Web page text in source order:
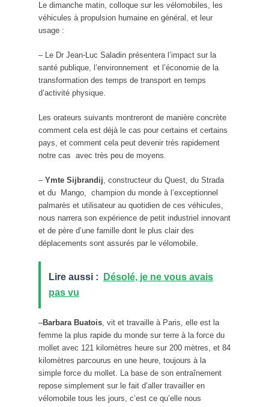
Le dimanche matin, colloque sur les vélomobiles, les
véhicules à propulsion humaine en général, et leur
usage :
– Le Dr Jean-Luc Saladin présentera l’impact sur la
santé publique, l’environnement et l’économie de la
transformation des temps de transport en temps
d’activité physique.
Les orateurs suivants montreront de manière concrète
comment cela est déjà le cas pour certains et certains
pays, et comment cela peut devenir très rapidement
notre cas avec très peu de moyens.
– Ymte Sijbrandij, constructeur du Quest, du Strada
et du Mango, champion du monde à l’exceptionnel
palmarès et utilisateur au quotidien de ces véhicules,
nous narrera son expérience de petit industriel innovant
et de père d’une famille dont le plus clair des
déplacements sont assurés par le vélomobile.
Lire aussi :
Désolé, je ne vous avais
pas vu
–Barbara Buatois, vit et travaille à Paris, elle est la
femme la plus rapide du monde sur terre à la force du
mollet avec 121 kilomètres heure sur 200 mètres, et 84
kilomètres parcourus en une heure, toujours à la
simple force du mollet. La base de son entraînement
repose simplement sur le fait d’aller travailler en
vélomobile tous les jours, c’est ce qu’elle nous